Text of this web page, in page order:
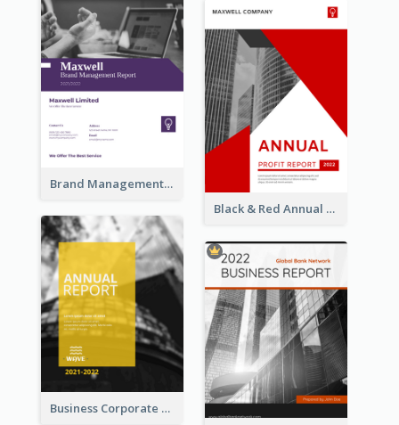
Brand Management Reports
Black & Red Annual Reports
Business Corporate Annual Report